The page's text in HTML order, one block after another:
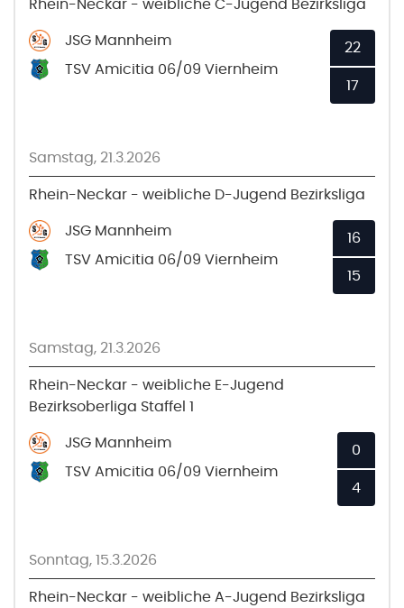
Rhein-Neckar - weibliche C-Jugend Bezirksliga
JSG Mannheim
TSV Amicitia 06/09 Viernheim
22
17
Samstag, 21.3.2026
Rhein-Neckar - weibliche D-Jugend Bezirksliga
JSG Mannheim
TSV Amicitia 06/09 Viernheim
16
15
Samstag, 21.3.2026
Rhein-Neckar - weibliche E-Jugend
Bezirksoberliga Staffel 1
JSG Mannheim
TSV Amicitia 06/09 Viernheim
0
4
Sonntag, 15.3.2026
Rhein-Neckar - weibliche A-Jugend Bezirksliga